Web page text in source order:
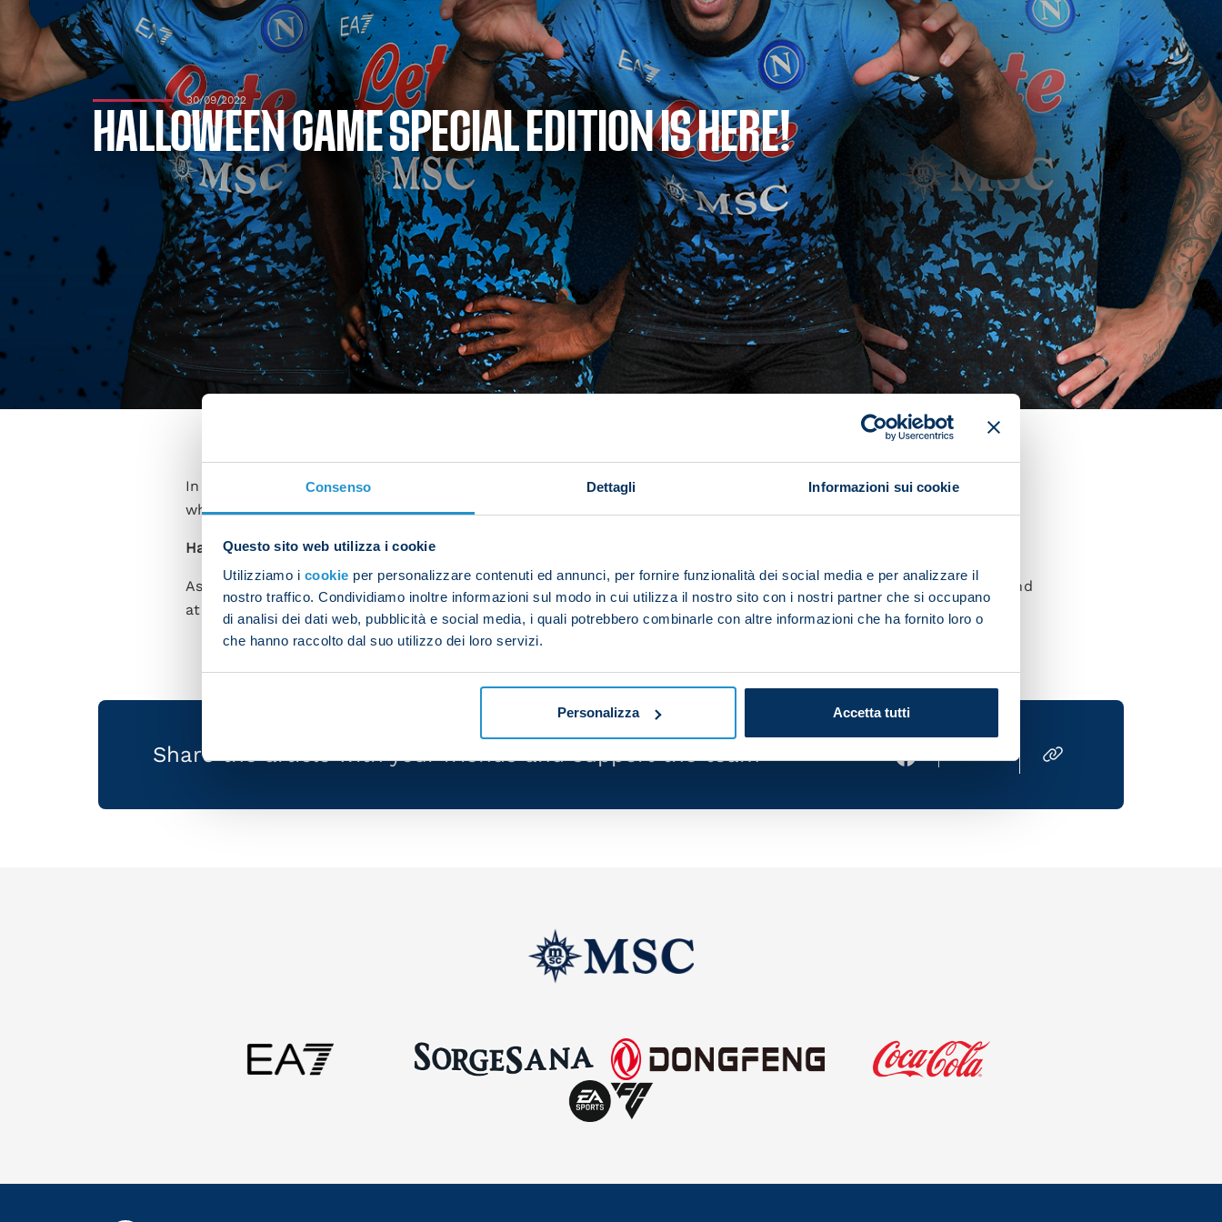
Consenso Dettagli Informazioni sui cookie
Questo sito web utilizza i cookie
Utilizziamo i cookie per personalizzare contenuti ed annunci, per fornire funzionalità dei social media e per analizzare il
nostro traffico. Condividiamo inoltre informazioni sul modo in cui utilizza il nostro sito con i nostri partner che si occupano
di analisi dei dati web, pubblicità e social media, i quali potrebbero combinarle con altre informazioni che ha fornito loro o
che hanno raccolto dal suo utilizzo dei loro servizi.
Personalizza Accetta tutti
30/09/2022
HALLOWEEN GAME SPECIAL EDITION IS HERE!
In collaboration with EA7, SSC Napoli is pleased to present the first special edition jersey of the 2022/23 season,
which is dedicated to the scariest night of the year.
Halloween is back… Are you ready?
As of 30 September, the club’s Halloween Game jersey is on sale on the Napoli Web Store, Amazon Brand Store and
at Official SSCN Stores along with at a select network of resellers.
Share the article with your friends and support the team